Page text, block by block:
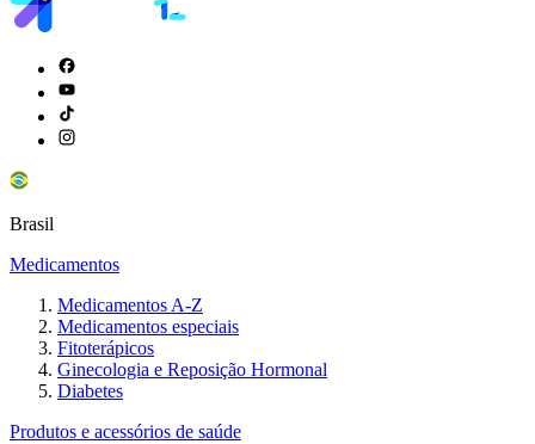
Brasil
Medicamentos
Medicamentos A-Z
Medicamentos especiais
Fitoterápicos
Ginecologia e Reposição Hormonal
Diabetes
Produtos e acessórios de saúde